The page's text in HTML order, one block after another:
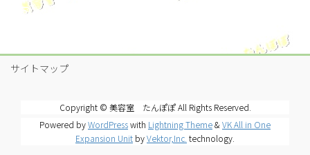
サイトマップ
Copyright © 美容室 たんぽぽ All Rights Reserved.
Powered byWordPresswith Lightning Theme& VK All in One
Expansion Unit byVektor,Inc. technology.